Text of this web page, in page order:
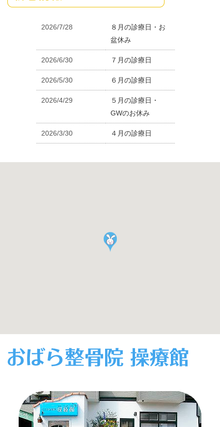
2026/7/28
８月の診療日・お
盆休み
2026/6/30 ７月の診療日
2026/5/30 ６月の診療日
2026/4/29
５月の診療日・
GWのお休み
2026/3/30 ４月の診療日